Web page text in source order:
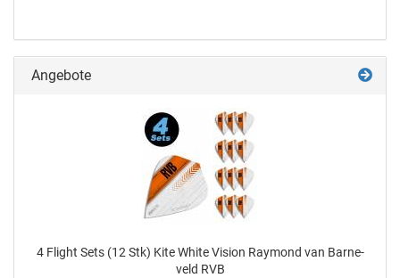
Angebote
4 Flight Sets (12 Stk) Kite White Vi­si­on Ray­mond van Bar­ne­
veld RVB